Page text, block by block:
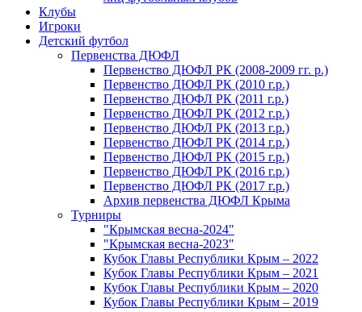
Клубы
Игроки
Детский футбол
Первенства ДЮФЛ
Первенство ДЮФЛ РК (2008-2009 гг. р.)
Первенство ДЮФЛ РК (2010 г.р.)
Первенство ДЮФЛ РК (2011 г.р.)
Первенство ДЮФЛ РК (2012 г.р.)
Первенство ДЮФЛ РК (2013 г.р.)
Первенство ДЮФЛ РК (2014 г.р.)
Первенство ДЮФЛ РК (2015 г.р.)
Первенство ДЮФЛ РК (2016 г.р.)
Первенство ДЮФЛ РК (2017 г.р.)
Архив первенства ДЮФЛ Крыма
Турниры
"Крымская весна-2024"
"Крымская весна-2023"
Кубок Главы Республики Крым – 2022
Кубок Главы Республики Крым – 2021
Кубок Главы Республики Крым – 2020
Кубок Главы Республики Крым – 2019